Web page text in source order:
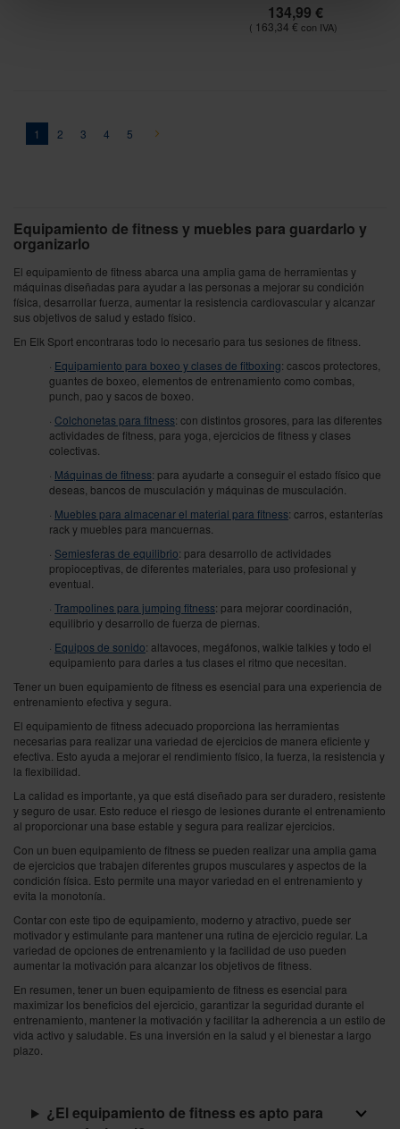
134,99 €
163,34 €
Página
You're currently reading page
1 Página
2 Página
3 Página
4 Página
5
Equipamiento de fitness y muebles para guardarlo y
organizarlo
El equipamiento de fitness abarca una amplia gama de herramientas y
máquinas diseñadas para ayudar a las personas a mejorar su condición
física, desarrollar fuerza, aumentar la resistencia cardiovascular y alcanzar
sus objetivos de salud y estado físico.
En Elk Sport encontraras todo lo necesario para tus sesiones de fitness.
· Equipamiento para boxeo y clases de fitboxing: cascos protectores,
guantes de boxeo, elementos de entrenamiento como combas,
punch, pao y sacos de boxeo.
· Colchonetas para fitness: con distintos grosores, para las diferentes
actividades de fitness, para yoga, ejercicios de fitness y clases
colectivas.
· Máquinas de fitness: para ayudarte a conseguir el estado físico que
deseas, bancos de musculación y máquinas de musculación.
· Muebles para almacenar el material para fitness: carros, estanterías
rack y muebles para mancuernas.
· Semiesferas de equilibrio: para desarrollo de actividades
propioceptivas, de diferentes materiales, para uso profesional y
eventual.
· Trampolines para jumping fitness: para mejorar coordinación,
equilibrio y desarrollo de fuerza de piernas.
· Equipos de sonido: altavoces, megáfonos, walkie talkies y todo el
equipamiento para darles a tus clases el ritmo que necesitan.
Tener un buen equipamiento de fitness es esencial para una experiencia de
entrenamiento efectiva y segura.
El equipamiento de fitness adecuado proporciona las herramientas
necesarias para realizar una variedad de ejercicios de manera eficiente y
efectiva. Esto ayuda a mejorar el rendimiento físico, la fuerza, la resistencia y
la flexibilidad.
La calidad es importante, ya que está diseñado para ser duradero, resistente
y seguro de usar. Esto reduce el riesgo de lesiones durante el entrenamiento
al proporcionar una base estable y segura para realizar ejercicios.
Con un buen equipamiento de fitness se pueden realizar una amplia gama
de ejercicios que trabajen diferentes grupos musculares y aspectos de la
condición física. Esto permite una mayor variedad en el entrenamiento y
evita la monotonía.
Contar con este tipo de equipamiento, moderno y atractivo, puede ser
motivador y estimulante para mantener una rutina de ejercicio regular. La
variedad de opciones de entrenamiento y la facilidad de uso pueden
aumentar la motivación para alcanzar los objetivos de fitness.
En resumen, tener un buen equipamiento de fitness es esencial para
maximizar los beneficios del ejercicio, garantizar la seguridad durante el
entrenamiento, mantener la motivación y facilitar la adherencia a un estilo de
vida activo y saludable. Es una inversión en la salud y el bienestar a largo
plazo.
¿El equipamiento de fitness es apto para